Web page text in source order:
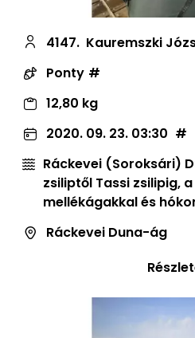
4147. Kauremszki
Ponty
12,80 kg
2020. 09. 23. 03:30
Ráckevei (Soroksári)
zsiliptől Tassi zsilipig,
mellékágakkal és
Ráckevei Duna-ág